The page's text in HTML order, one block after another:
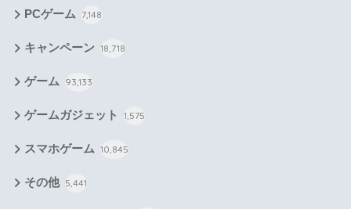
PCゲーム 7,148
キャンペーン 18,718
ゲーム 93,133
ゲームガジェット 1,575
スマホゲーム 10,845
その他 5,441